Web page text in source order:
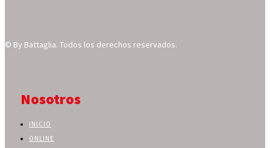
© By Battaglia. Todos los derechos reservados.
Nosotros
INICIO
ONLINE